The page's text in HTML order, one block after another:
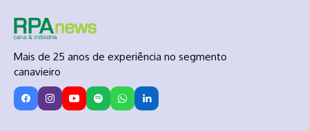
Mais de 25 anos de experiência no segmento
canavieiro